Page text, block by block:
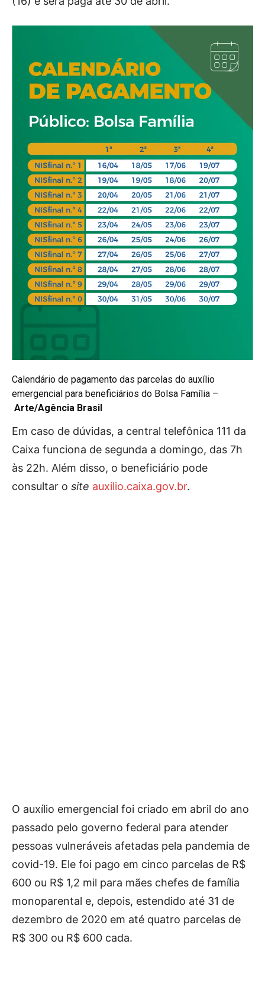
Calendário de pagamento das parcelas do auxílio
emergencial para beneficiários do Bolsa Família –
Arte/Agência Brasil
Em caso de dúvidas, a central telefônica 111 da
Caixa funciona de segunda a domingo, das 7h
às 22h. Além disso, o beneficiário pode
consultar o site auxilio.caixa.gov.br.
O auxílio emergencial foi criado em abril do ano
passado pelo governo federal para atender
pessoas vulneráveis afetadas pela pandemia de
covid-19. Ele foi pago em cinco parcelas de R$
600 ou R$ 1,2 mil para mães chefes de família
monoparental e, depois, estendido até 31 de
dezembro de 2020 em até quatro parcelas de
R$ 300 ou R$ 600 cada.